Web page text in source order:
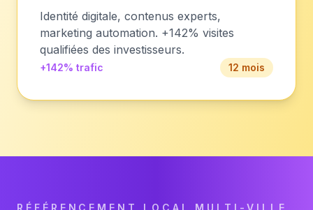
Identité digitale, contenus experts,
marketing automation. +142% visites
qualifiées des investisseurs.
+142% trafic 12 mois
RÉFÉRENCEMENT LOCAL MULTI-VILLE